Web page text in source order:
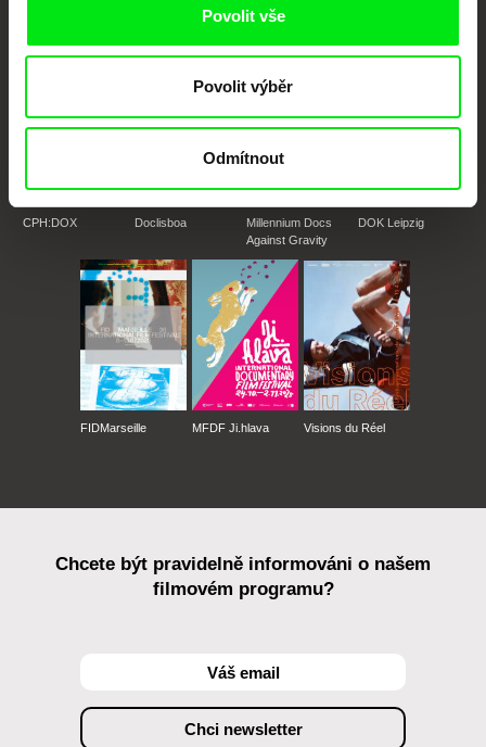
Povolit vše
Povolit výběr
Odmítnout
Členové Doc Alliance
CPH:DOX Doclisboa
Millennium Docs
Against Gravity
DOK Leipzig
FIDMarseille MFDF Ji.hlava Visions du Réel
Chcete být pravidelně informováni o našem
filmovém programu?